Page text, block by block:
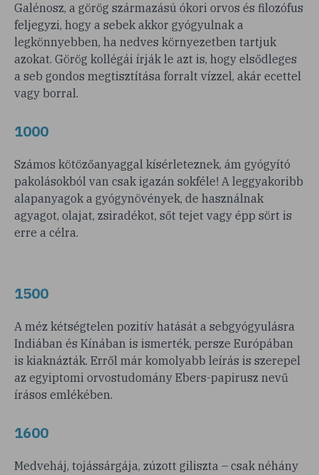
Galénosz, a görög származású ókori orvos és filozófus
feljegyzi, hogy a sebek akkor gyógyulnak a
legkönnyebben, ha nedves környezetben tartjuk
azokat. Görög kollégái írják le azt is, hogy elsődleges
a seb gondos megtisztítása forralt vízzel, akár ecettel
vagy borral.
1000
Számos kötözőanyaggal kísérleteznek, ám gyógyító
pakolásokból van csak igazán sokféle! A leggyakoribb
alapanyagok a gyógynövények, de használnak
agyagot, olajat, zsiradékot, sőt tejet vagy épp sört is
erre a célra.
1500
A méz kétségtelen pozitív hatását a sebgyógyulásra
Indiában és Kínában is ismerték, persze Európában
is kiaknázták. Erről már komolyabb leírás is szerepel
az egyiptomi orvostudomány Ebers-papirusz nevű
írásos emlékében.
1600
Medveháj, tojássárgája, zúzott giliszta – csak néhány